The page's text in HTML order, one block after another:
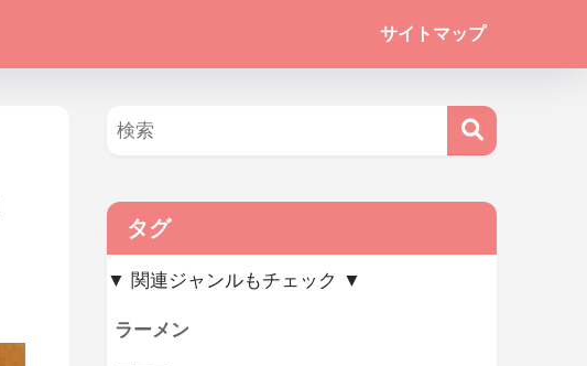
サイトマップ
タグ
▼ 関連ジャンルもチェック ▼
ラーメン